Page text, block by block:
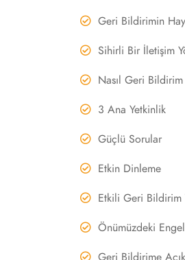
Geri Bildirimin
Sihirli Bir İletişim
Nasıl Geri
3 Ana Yetkinlik
Güçlü Sorular
Etkin Dinleme
Etkili Geri Bildirim
Önümüzdeki